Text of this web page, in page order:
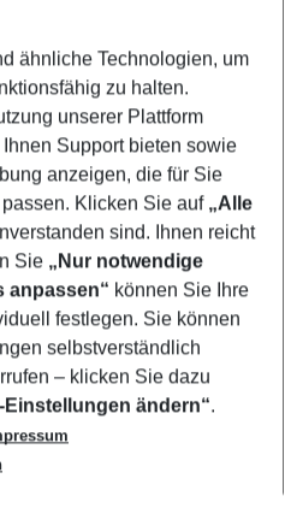
anzeigen
ähnliche Technologien, um
zu halten.
unserer Plattform
Support bieten sowie
anzeigen, die für Sie
Klicken Sie auf „Alle
sind. Ihnen reicht
Sie „Nur notwendige
anpassen“ können Sie Ihre
festlegen. Sie können
selbstverständlich
– klicken Sie dazu
Einstellungen ändern“.